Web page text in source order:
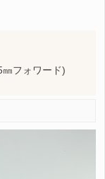
フォワード)